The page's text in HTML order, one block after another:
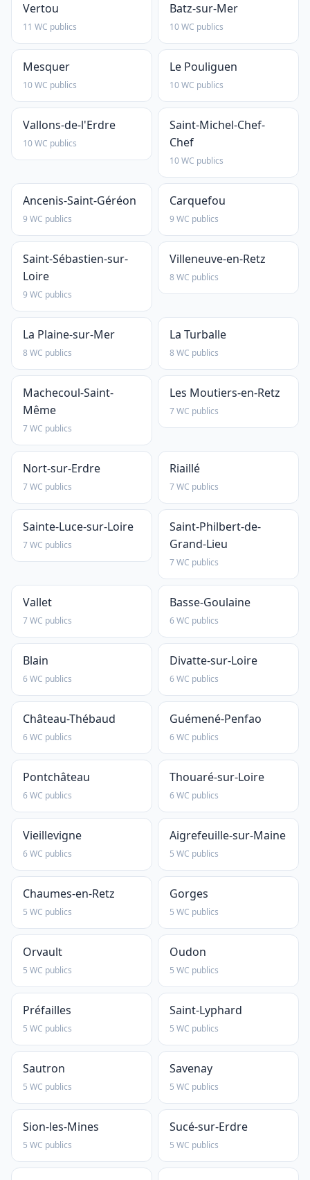
Vertou
11 WC publics
Batz-sur-Mer
10 WC publics
Mesquer
10 WC publics
Le Pouliguen
10 WC publics
Vallons-de-l'Erdre
10 WC publics
Saint-Michel-Chef-
Chef
10 WC publics
Ancenis-Saint-Géréon
9 WC publics
Carquefou
9 WC publics
Saint-Sébastien-sur-
Loire
9 WC publics
Villeneuve-en-Retz
8 WC publics
La Plaine-sur-Mer
8 WC publics
La Turballe
8 WC publics
Machecoul-Saint-
Même
7 WC publics
Les Moutiers-en-Retz
7 WC publics
Nort-sur-Erdre
7 WC publics
Riaillé
7 WC publics
Sainte-Luce-sur-Loire
7 WC publics
Saint-Philbert-de-
Grand-Lieu
7 WC publics
Vallet
7 WC publics
Basse-Goulaine
6 WC publics
Blain
6 WC publics
Divatte-sur-Loire
6 WC publics
Château-Thébaud
6 WC publics
Guémené-Penfao
6 WC publics
Pontchâteau
6 WC publics
Thouaré-sur-Loire
6 WC publics
Vieillevigne
6 WC publics
Aigrefeuille-sur-Maine
5 WC publics
Chaumes-en-Retz
5 WC publics
Gorges
5 WC publics
Orvault
5 WC publics
Oudon
5 WC publics
Préfailles
5 WC publics
Saint-Lyphard
5 WC publics
Sautron
5 WC publics
Savenay
5 WC publics
Sion-les-Mines
5 WC publics
Sucé-sur-Erdre
5 WC publics